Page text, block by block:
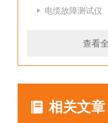
电缆故障测试仪
查看
相关文章